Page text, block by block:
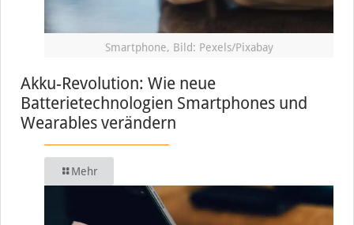
Smartphone, Bild: Pexels/Pixabay
Akku-Revolution: Wie neue
Batterietechnologien Smartphones und
Wearables verändern
Mehr